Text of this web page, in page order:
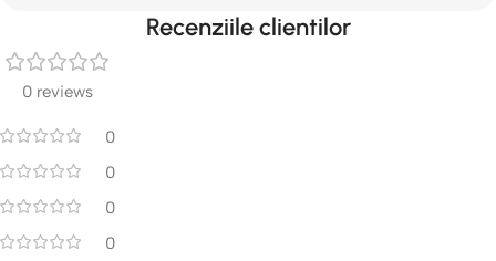
Recenziile clientilor
0 reviews
0
0
0
0